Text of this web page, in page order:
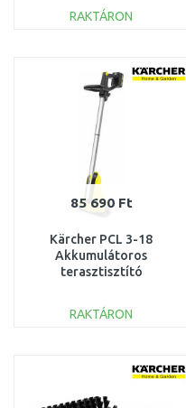
RAKTÁRON
Összehasonlítás
85 690 Ft
Kärcher PCL 3-18
Akkumulátoros
terasztisztító
1.644-011.0
RAKTÁRON
Összehasonlítás